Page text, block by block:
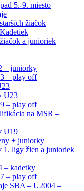
5.-9. miesto
žiačok
a junioriek
– juniorky
– play off
U23
– play off
na MSR –
U19
+ juniorky
1. ligy žien a junioriek
– kadetky
– play off
SBA – U2004 –